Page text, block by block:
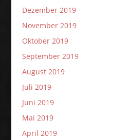
Dezember 2019
November 2019
Oktober 2019
September 2019
August 2019
Juli 2019
Juni 2019
Mai 2019
April 2019